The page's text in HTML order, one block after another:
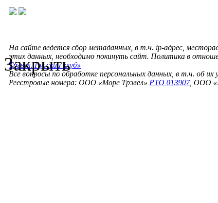
На сайте ведется сбор метаданных, в т.ч. ip-адрес,
этих данных, необходимо покинуть сайт. Политика в
Трэвел. Русский клуб»
Все вопросы по обработке персональных данных, в т.ч. об их
Реестровые номера: ООО «Море Трэвел» РТО 013907, ООО
Закрыть